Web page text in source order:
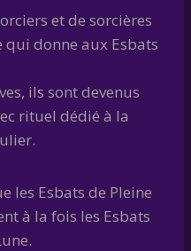
et de sorcières
donne aux Esbats
ils sont devenus
rituel dédié à la
les Esbats de Pleine
à la fois les Esbats